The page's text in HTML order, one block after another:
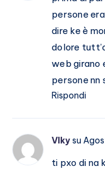
persone
dire ke è
dolore
web girano
persone nn
Rispondi
VIkysu
ti pxo di na